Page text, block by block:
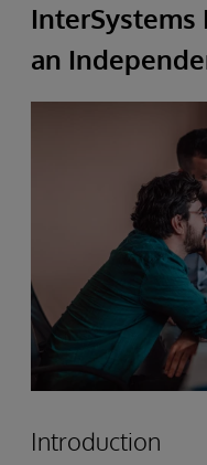
InterSystems
an
Introduction